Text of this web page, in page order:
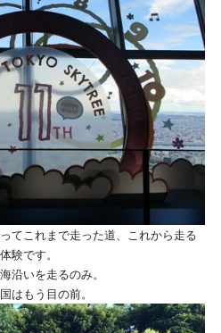
てこれまで走った道、これから走る
験です。
沿いを走るのみ。
はもう目の前。